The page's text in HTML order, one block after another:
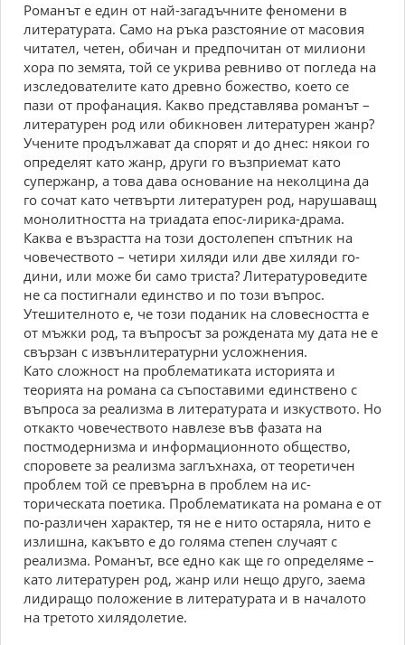
Романът е един от най-загадъчните феномени в
литература­та. Само на ръка разстояние от масовия
читател, четен, обичан и пред­почитан от милиони
хора по земята, той се укрива ревниво от погле­да на
изследователите като древно божество, което се
пази от профанация. Какво представлява романът –
литературен род или обикновен литературен жанр?
Учените продължават да спорят и до днес: някои го
определят като жанр, други го възприемат като
супержанр, а това дава основание на неколцина да
го сочат като четвърти литературен род, нарушаващ
монолитност­та на триадата епос-лирика-драма.
Каква е възрастта на този достолепен спътник на
човечеството – четири хиляди или две хиляди го­
дини, или може би само триста? Литературоведите
не са постигнали единство и по този въпрос.
Утешителното е, че този поданик на сло­весността е
от мъжки род, та въпросът за рождената му дата не е
свързан с извънлитературни усложнения.
Като сложност на проблематиката историята и
теорията на романа са съпоставими единствено с
въпроса за реализма в литера­турата и изкуството. Но
откакто човечеството навлезе във фазата на
постмодернизма и информационното общество,
споровете за реализма заглъхнаха, от теоретичен
проблем той се превърна в проблем на ис­
торическата поетика. Проблематиката на романа е от
по-различен ха­рактер, тя не е нито остаряла, нито е
излишна, какъвто е до голяма степен случаят с
реализма. Романът, все едно как ще го определяме –
като литературен род, жанр или нещо друго, заема
лидиращо положение в литературата и в началото
на третото хилядолетие.